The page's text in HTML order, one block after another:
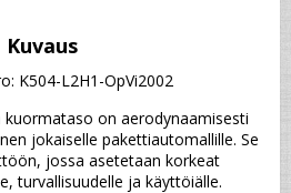
Kuvaus
K504-L2H1-OpVi2002
kuormataso on aerodynaamisesti
jokaiselle pakettiautomallille. Se
jossa asetetaan korkeat
turvallisuudelle ja käyttöiälle.